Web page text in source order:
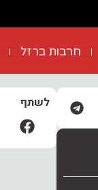
חרבות ברזל
לשתף